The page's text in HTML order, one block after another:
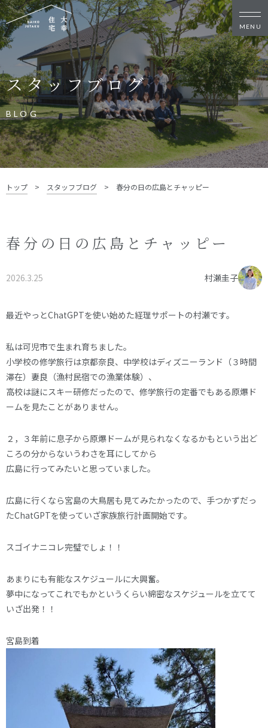
お電話でのご相談はお気軽に
TEL.0574-60-1161
新築・リノベをお考えの方
家づくりの考え方
家づくりの流れ
施工事例
イベント
お客様の声
モデルハウス
リフォーム・リノベーション
土地をお探しの方
スタッフブログ
お知らせ
オーナー様へ
資料請求・お問い合わせ
スタッフブログ
BLOG
トップ > スタッフブログ > 春分の日の広島とチャッピー
春分の日の広島とチャッピー
2026.3.25 村瀬圭子
最近やっとChatGPTを使い始めた経理サポートの村瀬です。
私は可児市で生まれ育ちました。
小学校の修学旅行は京都奈良、中学校はディズニーランド（３時間
滞在）妻良（漁村民宿での漁業体験）、
高校は謎にスキー研修だったので、修学旅行の定番でもある原爆ド
ームを見たことがありません。
２，３年前に息子から原爆ドームが見られなくなるかもという出ど
ころの分からないうわさを耳にしてから
広島に行ってみたいと思っていました。
広島に行くなら宮島の大鳥居も見てみたかったので、手つかずだっ
たChatGPTを使っていざ家族旅行計画開始です。
スゴイナニコレ完璧でしょ！！
あまりにも有能なスケジュールに大興奮。
夢中になってこれでもかというくらい綿密なスケジュールを立てて
いざ出発！！
宮島到着